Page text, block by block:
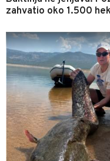
zahvatio oko 1.500